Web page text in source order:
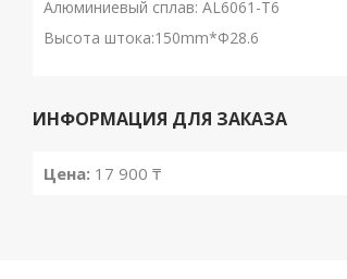
Алюминиевый сплав: AL6061-T6
Высота штока:150mm*Ф28.6
ИНФОРМАЦИЯ ДЛЯ ЗАКАЗА
Цена: 17 900 ₸